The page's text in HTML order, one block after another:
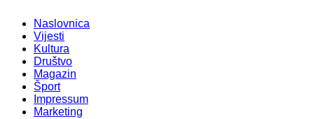
Naslovnica
Vijesti
Kultura
Društvo
Magazin
Šport
Impressum
Marketing